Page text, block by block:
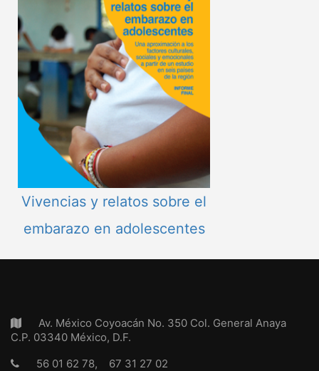
Vivencias y relatos sobre el
embarazo en adolescentes
Av. México Coyoacán No. 350 Col. General Anaya
C.P. 03340 México, D.F.
56 01 62 78, 67 31 27 02